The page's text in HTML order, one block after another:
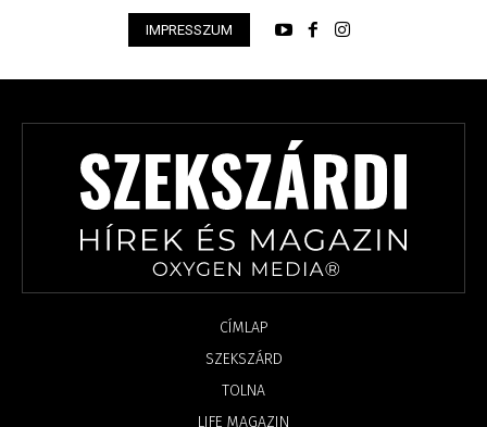
IMPRESSZUM
CÍMLAP
SZEKSZÁRD
TOLNA
LIFE MAGAZIN